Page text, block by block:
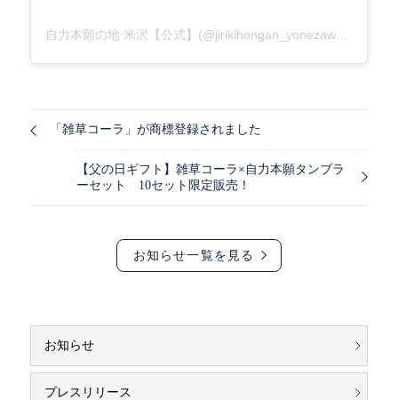
自力本願の地 米沢【公式】(@jirikihongan_yonezawa)がシェアした投稿
「雑草コーラ」が商標登録されました
【父の日ギフト】雑草コーラ×自力本願タンブラ
ーセット 10セット限定販売！
お知らせ一覧を見る
お知らせ
プレスリリース